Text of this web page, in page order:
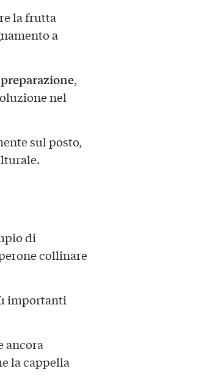
la frutta
a
,
nel
sul posto,
di
collinare
importanti
ancora
la cappella